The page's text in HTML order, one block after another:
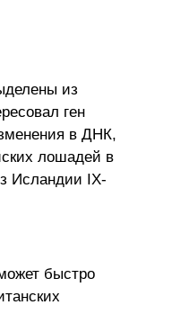
из
ген
в ДНК,
лошадей в
Исландии IX-
быстро